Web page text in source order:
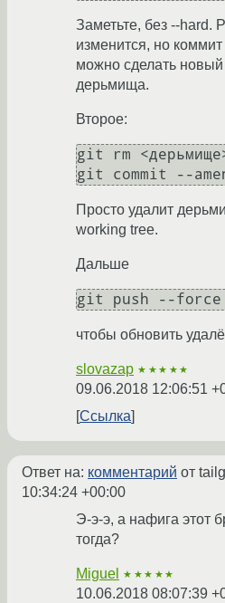
Заметьте, без --hard.
изменится, но
можно сделать
дерьмища.
Второе:
git rm
Просто удалит
working tree.
Дальше
git push --force
чтобы обновить
slovazap ★★★★★
09.06.2018 12:06:51
Ссылка
Ответ на: комментарий от
10:34:24 +00:00
Э-э-э, а нафига этот
тогда?
Miguel ★★★★★
10.06.2018 08:07:39